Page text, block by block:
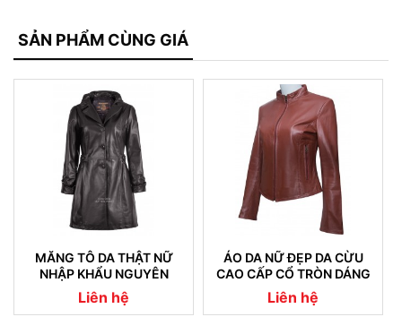
SẢN PHẨM CÙNG GIÁ
MĂNG TÔ DA THẬT NỮ
NHẬP KHẨU NGUYÊN
CHIẾC 05
Liên hệ
ÁO DA NỮ ĐẸP DA CỪU
CAO CẤP CỔ TRÒN DÁNG
TRƠN
Liên hệ